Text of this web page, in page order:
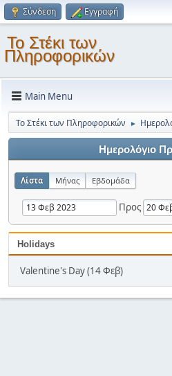
Σύνδεση Εγγραφή
Το Στέκι των
Πληροφορικών
Main Menu
Το Στέκι των Πληροφορικών ►
Ημερολόγιο
Λίστα Μήνας Εβδομάδα
Προς
Holidays
Valentine's Day (14 Φεβ)